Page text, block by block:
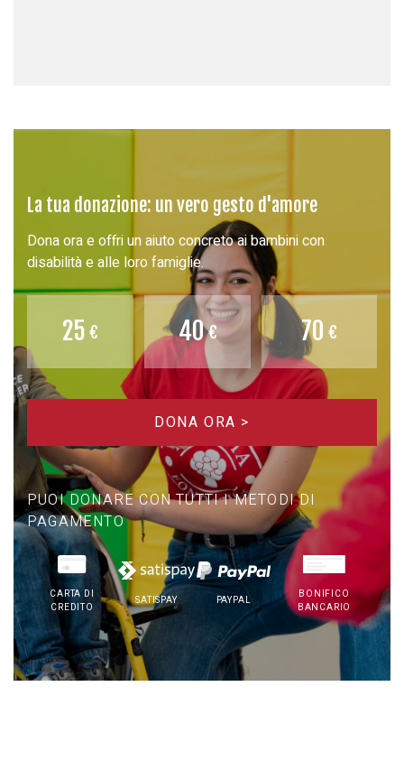
La tua donazione: un vero gesto d'amore
Dona ora e offri un aiuto concreto ai bambini con
disabilità e alle loro famiglie.
25 40 70
DONA ORA >
PUOI DONARE CON TUTTI I METODI DI
PAGAMENTO
CARTA DI
CREDITO
SATISPAY PAYPAL
BONIFICO
BANCARIO